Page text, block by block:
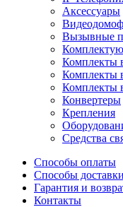
Аксессуары
Вызывные
Комплекты
Комплекты
Комплекты
Конвертеры
Крепления
Средства
Способы оплаты
Способы доставки
Гарантия и
Контакты